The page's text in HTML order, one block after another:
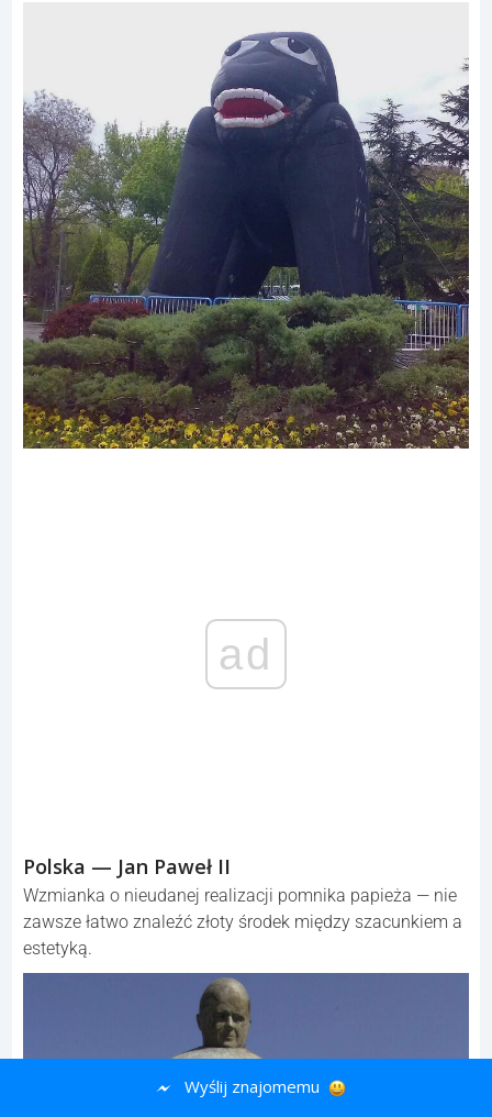
ad
Polska — Jan Paweł II
Wzmianka o nieudanej realizacji pomnika papieża — nie
zawsze łatwo znaleźć złoty środek między szacunkiem a
estetyką.
Wyślij znajomemu